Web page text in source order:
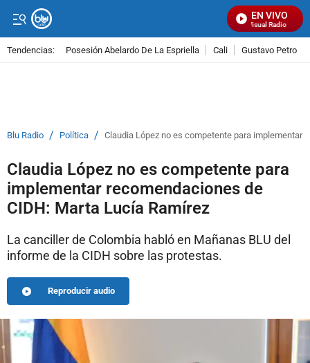
EN VIVO
Señal Visual Radio
Tendencias: Posesión Abelardo De La Espriella Cali Gustavo Petro
Blu Radio / Política / Claudia López no es competente para implementar
Claudia López no es competente para
implementar recomendaciones de
CIDH: Marta Lucía Ramírez
La canciller de Colombia habló en Mañanas BLU del
informe de la CIDH sobre las protestas.
Reproducir audio